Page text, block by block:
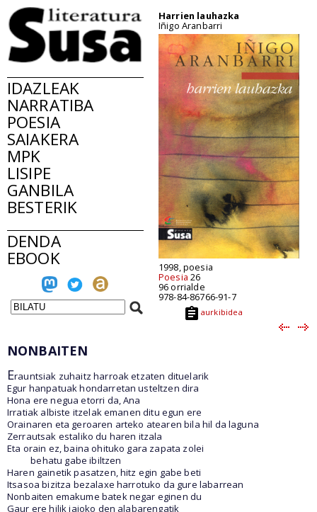
IDAZLEAK
NARRATIBA
POESIA
SAIAKERA
MPK
LISIPE
GANBILA
BESTERIK
DENDA
EBOOK
Harrien lauhazka
Iñigo Aranbarri
1998, poesia
Poesia 26
96 orrialde
978-84-86766-91-7
aurkibidea
NONBAITEN
Erauntsiak zuhaitz harroak etzaten dituelarik
Egur hanpatuak hondarretan usteltzen dira
Hona ere negua etorri da, Ana
Irratiak albiste itzelak emanen ditu egun ere
Orainaren eta geroaren arteko atearen bila hil da laguna
Zerrautsak estaliko du haren itzala
Eta orain ez, baina ohituko gara zapata zolei
behatu gabe ibiltzen
Haren gainetik pasatzen, hitz egin gabe beti
Itsasoa bizitza bezalaxe harrotuko da gure labarrean
Nonbaiten emakume batek negar eginen du
Gaur ere hilik jaioko den alabarengatik